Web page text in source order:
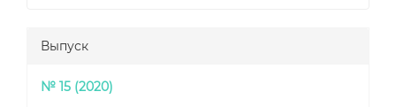
Выпуск
№ 15 (2020)